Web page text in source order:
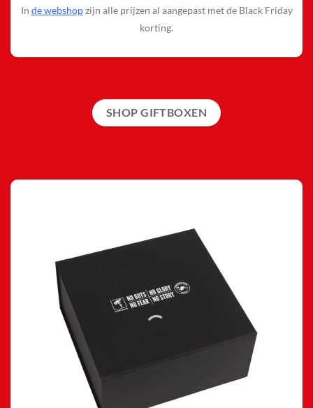
In de webshopzijn alle prijzen al aangepast met de Black Friday
korting.
SHOP GIFTBOXEN